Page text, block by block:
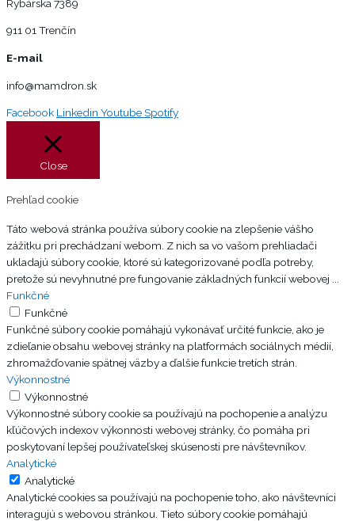
Rybárska 7389
911 01 Trenčín
E-mail
info@mamdron.sk
Facebook Linkedin YoutubeSpotify
Close
Prehľad cookie
Táto webová stránka používa súbory cookie na zlepšenie vášho
zážitku pri prechádzaní webom. Z nich sa vo vašom prehliadači
ukladajú súbory cookie, ktoré sú kategorizované podľa potreby,
pretože sú nevyhnutné pre fungovanie základných funkcií webovej
Funkčné
Funkčné
Funkčné súbory cookie pomáhajú vykonávať určité funkcie, ako je
zdieľanie obsahu webovej stránky na platformách sociálnych médií,
zhromažďovanie spätnej väzby a ďalšie funkcie tretích strán.
Výkonnostné
Výkonnostné
Výkonnostné súbory cookie sa používajú na pochopenie a analýzu
kľúčových indexov výkonnosti webovej stránky, čo pomáha pri
poskytovaní lepšej používateľskej skúsenosti pre návštevníkov.
Analytické
Analytické
Analytické cookies sa používajú na pochopenie toho, ako návštevníci
interagujú s webovou stránkou. Tieto súbory cookie pomáhajú